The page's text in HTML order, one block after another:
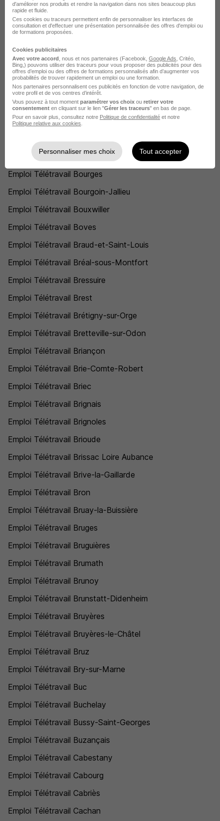
Emploi Télétravail Boulogne-Billancourt
Emploi Télétravail Boulogne-sur-Mer
Emploi Télétravail Bourg-de-Péage
Emploi Télétravail Bourg-en-Bresse
Emploi Télétravail Bourg-la-Reine
Emploi Télétravail Bourg-lès-Valence
Emploi Télétravail Bourg-Saint-Andéol
Emploi Télétravail Bourgbarré
Emploi Télétravail Bourges
Emploi Télétravail Bourgoin-Jallieu
Emploi Télétravail Bouxwiller
Emploi Télétravail Boves
Emploi Télétravail Braud-et-Saint-Louis
Emploi Télétravail Bréal-sous-Montfort
Emploi Télétravail Bressuire
Emploi Télétravail Brest
Emploi Télétravail Brétigny-sur-Orge
Emploi Télétravail Bretteville-sur-Odon
Emploi Télétravail Briançon
Emploi Télétravail Brie-Comte-Robert
Emploi Télétravail Briec
Emploi Télétravail Brignais
Emploi Télétravail Brignoles
Emploi Télétravail Brioude
Emploi Télétravail Brissac Loire Aubance
Emploi Télétravail Brive-la-Gaillarde
Emploi Télétravail Bron
Emploi Télétravail Bruay-la-Buissière
Emploi Télétravail Bruges
Emploi Télétravail Bruguières
Emploi Télétravail Brumath
Emploi Télétravail Brunoy
Emploi Télétravail Brunstatt-Didenheim
Emploi Télétravail Bruyères
Emploi Télétravail Bruyères-le-Châtel
Emploi Télétravail Bruz
Emploi Télétravail Bry-sur-Marne
Emploi Télétravail Buc
Emploi Télétravail Buchelay
Emploi Télétravail Bussy-Saint-Georges
Emploi Télétravail Buzançais
Emploi Télétravail Cabestany
Emploi Télétravail Cabourg
Emploi Télétravail Cabriès
Emploi Télétravail Cachan
d'améliorer nos produits et rendre la navigation dans nos sites beaucoup plus
rapide et fluide.
Ces cookies ou traceurs permettent enfin de personnaliser les interfaces de
consultation et d'effectuer une présentation personnalisée des offres d'emploi ou
de formations proposées.
Cookies publicitaires
Avec votre accord , nous et nos partenaires (Facebook, Google Ads , Critéo,
Bing,) pouvons utiliser des traceurs pour vous proposer des publicités pour des
offres d’emploi ou des offres de formations personnalisés afin d’augmenter vos
probabilités de trouver rapidement un emploi ou une formation.
Nos partenaires personnalisent ces publicités en fonction de votre navigation, de
votre profil et de vos centres d’intérêt.
Vous pouvez à tout moment paramétrer vos choix ou retirer votre
consentement en cliquant sur le lien "Gérer les traceurs" en bas de page.
Pour en savoir plus, consultez notre Politique de confidentialité et notre
Politique relative aux cookies
Personnaliser mes choix Tout accepter